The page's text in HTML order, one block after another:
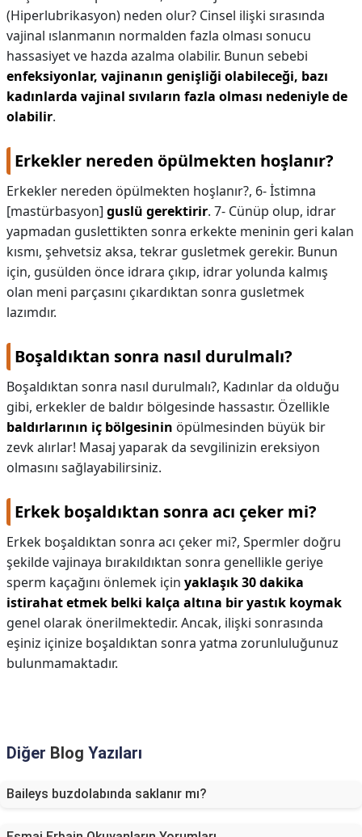
(Hiperlubrikasyon) neden olur? Cinsel ilişki sırasında
vajinal ıslanmanın normalden fazla olması sonucu
hassasiyet ve hazda azalma olabilir. Bunun sebebi
enfeksiyonlar, vajinanın genişliği olabileceği, bazı
kadınlarda vajinal sıvıların fazla olması nedeniyle de
olabilir.
Erkekler nereden öpülmekten hoşlanır?
Erkekler nereden öpülmekten hoşlanır?, 6- İstimna
[mastürbasyon] guslü gerektirir. 7- Cünüp olup, idrar
yapmadan guslettikten sonra erkekte meninin geri kalan
kısmı, şehvetsiz aksa, tekrar gusletmek gerekir. Bunun
için, gusülden önce idrara çıkıp, idrar yolunda kalmış
olan meni parçasını çıkardıktan sonra gusletmek
lazımdır.
Boşaldıktan sonra nasıl durulmalı?
Boşaldıktan sonra nasıl durulmalı?, Kadınlar da olduğu
gibi, erkekler de baldır bölgesinde hassastır. Özellikle
baldırlarının iç bölgesinin öpülmesinden büyük bir
zevk alırlar! Masaj yaparak da sevgilinizin ereksiyon
olmasını sağlayabilirsiniz.
Erkek boşaldıktan sonra acı çeker mi?
Erkek boşaldıktan sonra acı çeker mi?, Spermler doğru
şekilde vajinaya bırakıldıktan sonra genellikle geriye
sperm kaçağını önlemek için yaklaşık 30 dakika
istirahat etmek belki kalça altına bir yastık koymak
genel olarak önerilmektedir. Ancak, ilişki sonrasında
eşiniz içinize boşaldıktan sonra yatma zorunluluğunuz
bulunmamaktadır.
Diğer Blog Yazıları
Baileys buzdolabında saklanır mı?